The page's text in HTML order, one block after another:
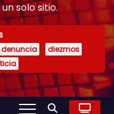
solo sitio.
denuncia
diezmos